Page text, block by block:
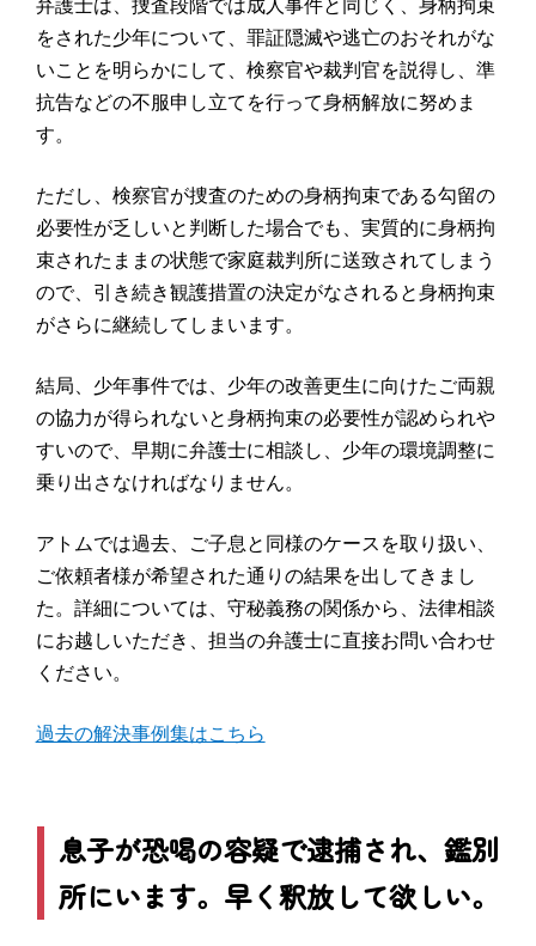
弁護士は、捜査段階では成人事件と同じく、身柄拘束
をされた少年について、罪証隠滅や逃亡のおそれがな
いことを明らかにして、検察官や裁判官を説得し、準
抗告などの不服申し立てを行って身柄解放に努めま
す。
ただし、検察官が捜査のための身柄拘束である勾留の
必要性が乏しいと判断した場合でも、実質的に身柄拘
束されたままの状態で家庭裁判所に送致されてしまう
ので、引き続き観護措置の決定がなされると身柄拘束
がさらに継続してしまいます。
結局、少年事件では、少年の改善更生に向けたご両親
の協力が得られないと身柄拘束の必要性が認められや
すいので、早期に弁護士に相談し、少年の環境調整に
乗り出さなければなりません。
アトムでは過去、ご子息と同様のケースを取り扱い、
ご依頼者様が希望された通りの結果を出してきまし
た。詳細については、守秘義務の関係から、法律相談
にお越しいただき、担当の弁護士に直接お問い合わせ
ください。
過去の解決事例集はこちら
息子が恐喝の容疑で逮捕され、鑑別
所にいます。早く釈放して欲しい。